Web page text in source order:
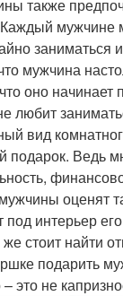
также
мужчине
заниматься
мужчина
оно начинает
любит
вид
подарок. Ведь
оценят
интерьер
стоит найти
подарить
это не